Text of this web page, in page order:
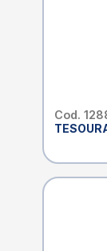
Cod.